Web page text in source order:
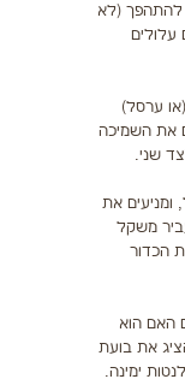
להתהפך (לא
ערסל)
את השמיכה
שני.
ומניעים את
משקל
הכדור
האם הוא
את בועת
ימינה.